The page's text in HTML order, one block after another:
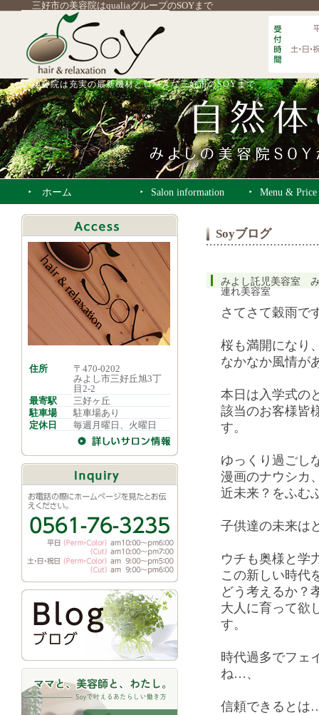
三好市の美容院はqualiaグループのSOYまで
美容院は充実の最新機材とロハスな三好市のSOYまで
ホーム Salon information Menu & Price
Soyブログ
みよし託児美容室
連れ美容室
さてさて穀雨で
桜も満開になり
なかなか風情が
本日は入学式の
該当のお客様皆
す。
ゆっくり過ごし
漫画のナウシカ
近未来？をふむ
子供達の未来は
ウチも奥様と学
この新しい時代
どう考えるか？
大人に育って欲
す。
時代過多でフェ
ね…、
信頼できるとは
住所
〒470-0202
みよし市三好丘旭3丁
目2-2
最寄駅
三好ヶ丘
駐車場
駐車場あり
定休日
毎週月曜日、火曜日